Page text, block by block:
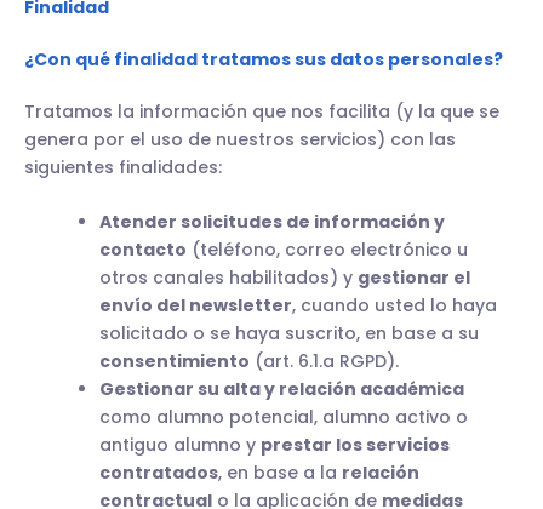
Finalidad
¿Con qué finalidad tratamos sus datos personales?
Tratamos la información que nos facilita (y la que se
genera por el uso de nuestros servicios) con las
siguientes finalidades:
Atender solicitudes de información y
contacto (teléfono, correo electrónico u
otros canales habilitados) y gestionar el
envío del newsletter, cuando usted lo haya
solicitado o se haya suscrito, en base a su
consentimiento (art. 6.1.a RGPD).
Gestionar su alta y relación académica
como alumno potencial, alumno activo o
antiguo alumno y prestar los servicios
contratados, en base a la relación
contractual o la aplicación de medidas